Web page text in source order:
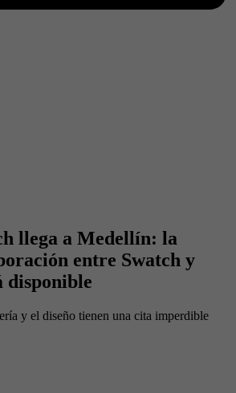
llega a Medellín: la
entre Swatch y
disponible
y el diseño tienen una cita imperdible